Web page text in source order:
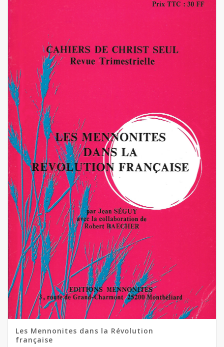
Les Mennonites dans la Révolution
française